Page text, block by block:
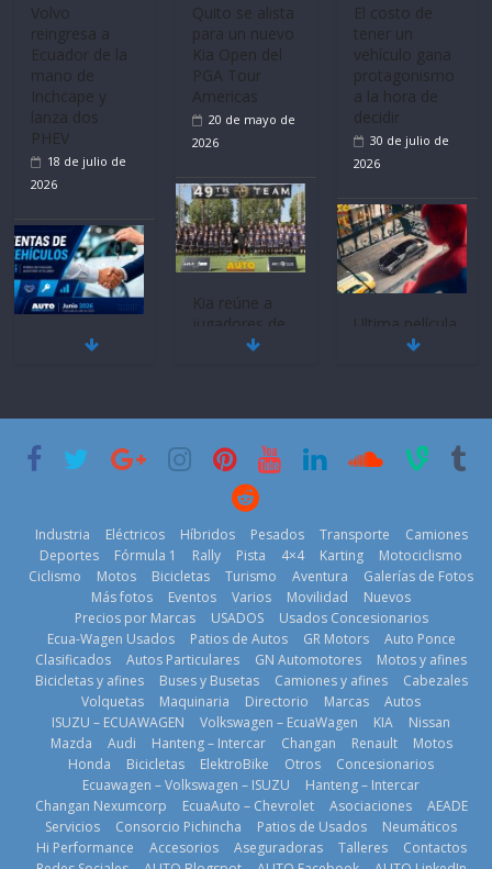
Volvo
reingresa a
Ecuador de la
mano de
Inchcape y
lanza dos
PHEV
18 de julio de
2026
Mercado
historia
11 de julio de
BMW, Toyota,
Bosch y
prueban flota
que usa
gasolina 100%
renovable
25 de julio de
2026
Quito se alista
para un nuevo
Kia Open del
PGA Tour
Americas
20 de mayo de
2026
Kia reúne a
jugadores de
fútbol de todo
2026
La Vuelta al
Ecuador 2026,
edición 47ª,
recorre 7
provincias en 8
días
1 de agosto de
2026
El costo de
tener un
vehículo gana
protagonismo
a la hora de
decidir
30 de julio de
2026
Ultima película
‘Spider‑Man:
29 de julio de
¿Qué puede
pasar con tu
vehículo si
permanece
varios días sin
usar?
3 de agosto de
2026
Industria Eléctricos Híbridos Pesados Transporte
Camiones
Deportes
Fórmula 1 Rally Pista 4×4 Karting
Motociclismo
Ciclismo
Motos Bicicletas Turismo Aventura
Galerías de Fotos
Más fotos
Eventos Varios Movilidad
Nuevos
Precios por Marcas
USADOS
Usados Concesionarios
Ecua-Wagen Usados
Patios de Autos GR Motors
Auto Ponce
Clasificados
Autos Particulares GN Automotores
Motos y afines
Bicicletas y afines
Buses y Busetas Camiones y afines
Cabezales
Volquetas
Maquinaria Directorio Marcas
Autos
ISUZU – ECUAWAGEN
Volkswagen – EcuaWagen KIA
Nissan
Mazda
Audi Hanteng – Intercar Changan Renault
Motos
Honda
Bicicletas ElektroBike Otros
Concesionarios
Ecuawagen – Volkswagen – ISUZU
Hanteng – Intercar
Changan Nexumcorp
EcuaAuto – Chevrolet Asociaciones
AEADE
Servicios
Consorcio Pichincha Patios de Usados
Neumáticos
Hi Performance
Accesorios Aseguradoras Talleres
Contactos